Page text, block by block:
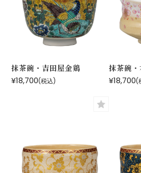
抹茶碗・吉田屋金鶏
¥18,700(税込)
抹茶碗・
¥18,700(